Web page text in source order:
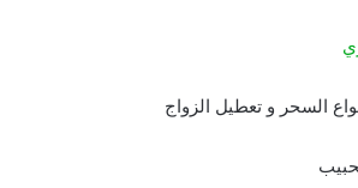
السحر و تعطيل الزواج